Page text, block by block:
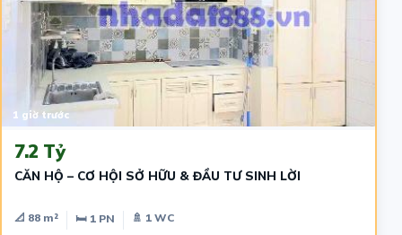
1 giờ trước
7.2 Tỷ
CĂN HỘ – CƠ HỘI SỞ HỮU & ĐẦU TƯ SINH LỜI
📐 88 m² 🛏 1 PN
🚿 1 WC